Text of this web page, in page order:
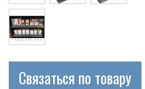
Связаться по товару